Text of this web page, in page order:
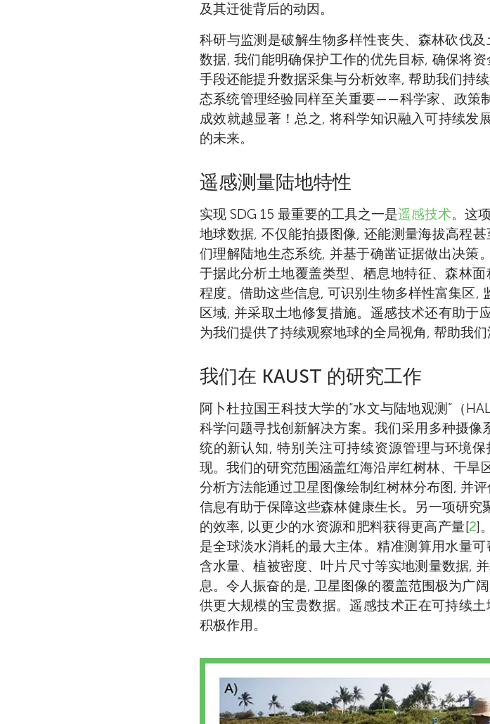
及其迁徙背后的动因。
科研与监测是破解生物多样性丧失、森林砍伐
数据, 我们能明确保护工作的优先目标, 确保将
手段还能提升数据采集与分析效率, 帮助我们持
态系统管理经验同样至关重要——科学家、政策
成效就越显著！总之, 将科学知识融入可持续发
的未来。
遥感测量陆地特性
实现 SDG 15 最重要的工具之一是遥感技术。这
地球数据, 不仅能拍摄图像, 还能测量海拔高程
们理解陆地生态系统, 并基于确凿证据做出决策
于据此分析土地覆盖类型、栖息地特征、森林
程度。借助这些信息, 可识别生物多样性富集区,
区域, 并采取土地修复措施。遥感技术还有助于
为我们提供了持续观察地球的全局视角, 帮助我们
我们在 KAUST 的研究工作
阿卜杜拉国王科技大学的“水文与陆地观测”（
科学问题寻找创新解决方案。我们采用多种摄
统的新认知, 特别关注可持续资源管理与环境
现。我们的研究范围涵盖红海沿岸红树林、干旱
分析方法能通过卫星图像绘制红树林分布图, 并
信息有助于保障这些森林健康生长。另一项研究
的效率, 以更少的水资源和肥料获得更高产量[2]
是全球淡水消耗的最大主体。精准测算用水量
含水量、植被密度、叶片尺寸等实地测量数据,
息。令人振奋的是, 卫星图像的覆盖范围极为广
供更大规模的宝贵数据。遥感技术正在可持续
积极作用。